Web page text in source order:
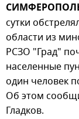
сутки
области из
РСЗО "Град"
населенные
один человек
Об этом
Гладков.